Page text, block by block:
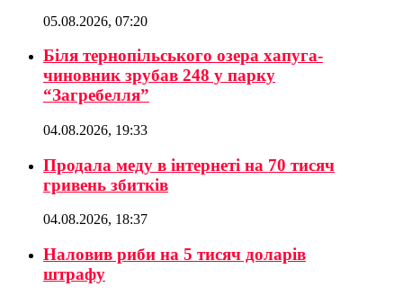
05.08.2026, 07:20
Біля тернопільського озера хапуга-
чиновник зрубав 248 у парку
“Загребелля”
04.08.2026, 19:33
Продала меду в інтернеті на 70 тисяч
гривень збитків
04.08.2026, 18:37
Наловив риби на 5 тисяч доларів
штрафу